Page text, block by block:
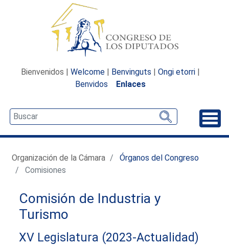
Bienvenidos | Welcome | Benvinguts | Ongi etorri |
Benvidos
Enlaces
Organización de la Cámara
Órganos del Congreso
Comisiones
Comisión de Industria y
Turismo
XV Legislatura (2023-Actualidad)